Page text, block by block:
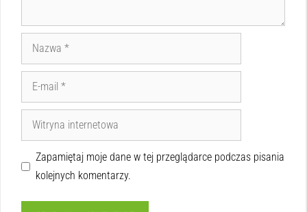
Zapamiętaj moje dane w tej przeglądarce podczas pisania
kolejnych komentarzy.